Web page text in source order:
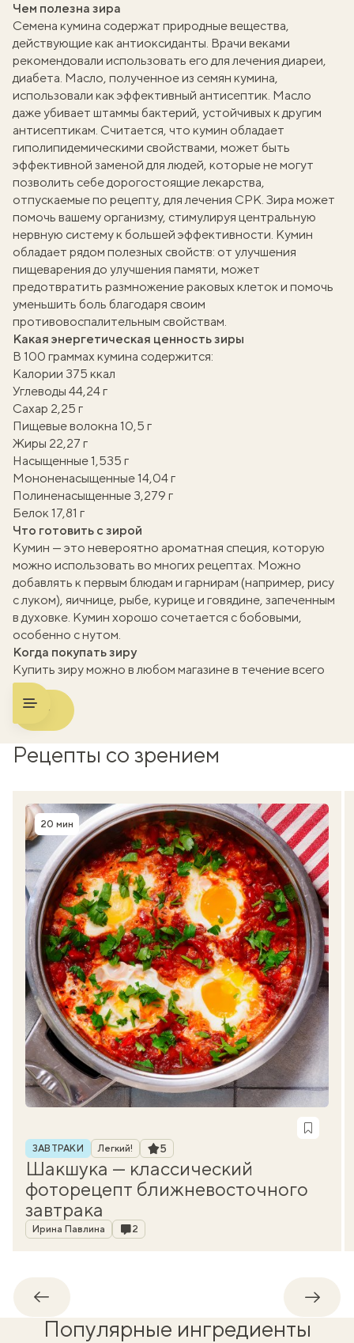
Чем полезна зира
Семена кумина содержат природные вещества,
действующие как антиоксиданты. Врачи веками
рекомендовали использовать его для лечения диареи,
диабета. Масло, полученное из семян кумина,
использовали как эффективный антисептик. Масло
даже убивает штаммы бактерий, устойчивых к другим
антисептикам. Считается, что кумин обладает
гиполипидемическими свойствами, может быть
эффективной заменой для людей, которые не могут
позволить себе дорогостоящие лекарства,
отпускаемые по рецепту, для лечения СРК. Зира может
помочь вашему организму, стимулируя центральную
нервную систему к большей эффективности. Кумин
обладает рядом полезных свойств: от улучшения
пищеварения до улучшения памяти, может
предотвратить размножение раковых клеток и помочь
уменьшить боль благодаря своим
противовоспалительным свойствам.
Какая энергетическая ценность зиры
В 100 граммах кумина содержится:
Калории 375 ккал
Углеводы 44,24 г
Сахар 2,25 г
Пищевые волокна 10,5 г
Жиры 22,27 г
Насыщенные 1,535 г
Мононенасыщенные 14,04 г
Полиненасыщенные 3,279 г
Белок 17,81 г
Что готовить с зирой
Кумин — это невероятно ароматная специя, которую
можно использовать во многих рецептах. Можно
добавлять к первым блюдам и гарнирам (например, рису
с луком), яичнице, рыбе, курице и говядине, запеченным
в духовке. Кумин хорошо сочетается с бобовыми,
особенно с нутом.
Когда покупать зиру
Купить зиру можно в любом магазине в течение всего
года.
Рецепты со зрением
Время приготовления
20 мин
Рубрика
ЗАВТРАКИ Легкий! Рейтинг
5
Шакшука — классический
фоторецепт ближневосточного
завтрака
Автор
Ирина Павлина Комментарии
2
Обратно
Популярные ингредиенты